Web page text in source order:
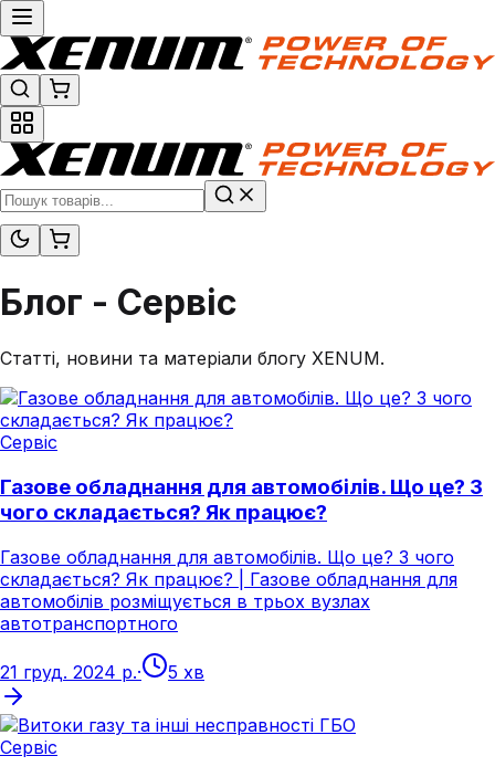
Блог - Сервіс
Статті, новини та матеріали блогу XENUM.
Сервіс
Газове обладнання для автомобілів. Що це? З
чого складається? Як працює?
Газове обладнання для автомобілів. Що це? З чого
складається? Як працює? | Газове обладнання для
автомобілів розміщується в трьох вузлах
автотранспортного
21 груд. 2024 р.· 5 хв
Сервіс